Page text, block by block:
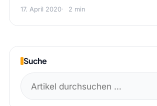
17. April 2020 2 min
Suche
Suchen
nach: